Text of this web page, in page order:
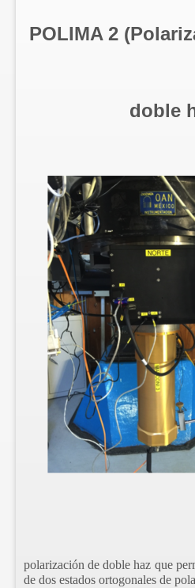
POLIMA 2
doble
polarización de doble haz que
de dos estados ortogonales de